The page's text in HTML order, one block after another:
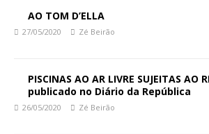
AO TOM D’ELLA
27/05/2020 Zé Beirão
PISCINAS AO AR LIVRE SUJEITAS AO
publicado no Diário da República
26/05/2020 Zé Beirão